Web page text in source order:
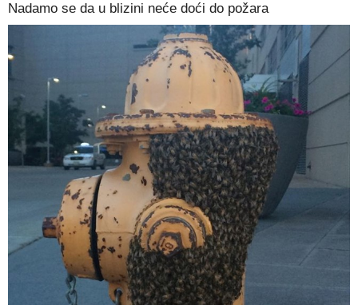
Nadamo se da u blizini neće doći do požara